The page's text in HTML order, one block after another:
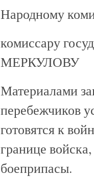
Народному
комиссару
МЕРКУЛОВУ
Материалами
перебежчиков
готовятся к
границе
боеприпасы.